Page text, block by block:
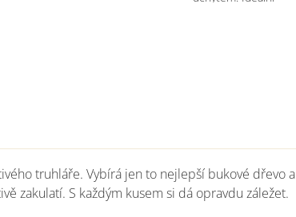
truhláře. Vybírá jen to nejlepší bukové dřevo a
zakulatí. S každým kusem si dá opravdu záležet.